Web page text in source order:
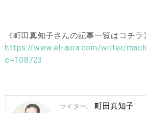
《町田真知子さんの記事一覧はコチラ
https://www.el-aura.com/writer/
c=108723
ライター: 町田真知子